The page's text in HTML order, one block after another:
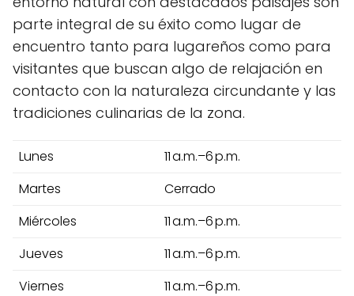
parte integral de su éxito como lugar de
encuentro tanto para lugareños como para
visitantes que buscan algo de relajación en
contacto con la naturaleza circundante y las
tradiciones culinarias de la zona.
Lunes
11 a.m.–6 p.m.
Martes
Cerrado
Miércoles
11 a.m.–6 p.m.
Jueves
11 a.m.–6 p.m.
Viernes
11 a.m.–6 p.m.